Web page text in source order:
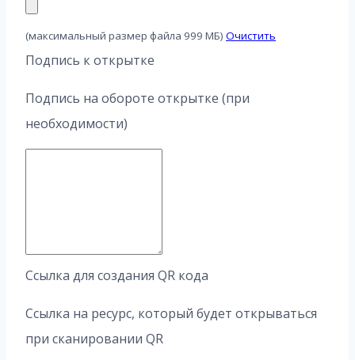
(максимальный размер файла 999 МБ) Очистить
Подпись к открытке
Подпись на обороте открытке (при
необходимости)
Ссылка для создания QR кода
Ссылка на ресурс, который будет открываться
при сканировании QR